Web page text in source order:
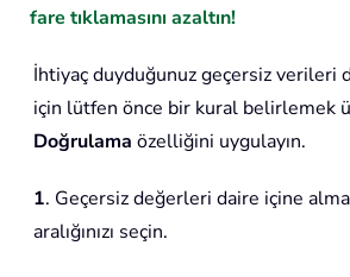
fare tıklamasını azaltın!
İhtiyaç duyduğunuz geçersiz verileri
için lütfen önce bir kural belirlemek
Doğrulama özelliğini uygulayın.
1. Geçersiz değerleri daire içine
aralığınızı seçin.